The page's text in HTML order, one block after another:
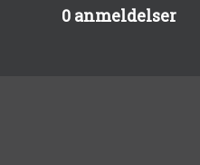
0 anmeldelser